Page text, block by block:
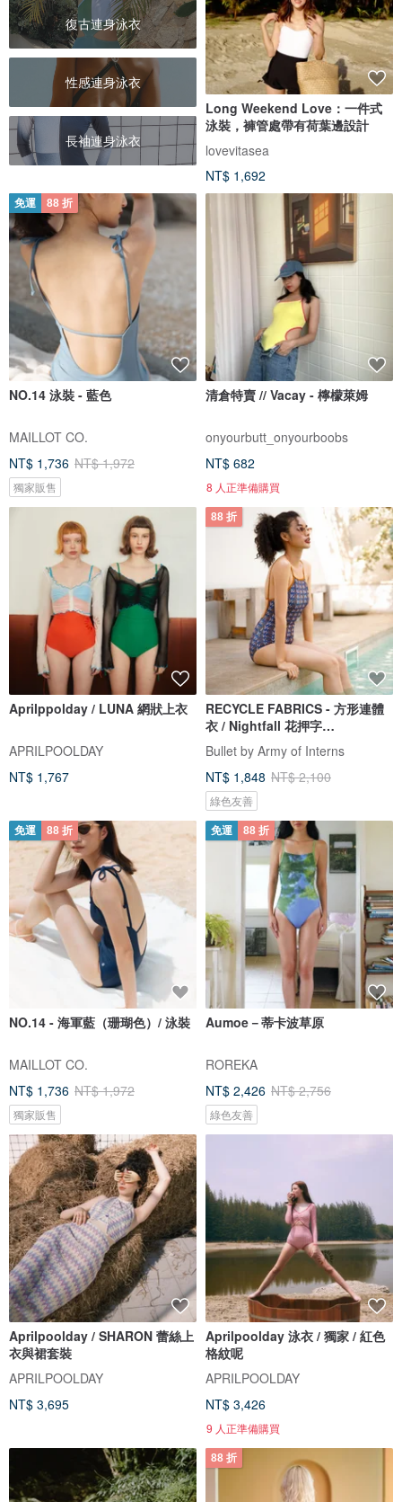
復古連身泳衣
性感連身泳衣
長袖連身泳衣
Long Weekend Love：一件式
泳裝，褲管處帶有荷葉邊設計
lovevitasea
NT$ 1,692
免運 88 折
NO.14 泳裝 - 藍色
MAILLOT CO.
NT$ 1,736 NT$ 1,972
獨家販售
清倉特賣 // Vacay - 檸檬萊姆
onyourbutt_onyourboobs
NT$ 682
8 人正準備購買
Aprilppolday / LUNA 網狀上衣
APRILPOOLDAY
NT$ 1,767
88 折
RECYCLE FABRICS - 方形連體
衣 / Nightfall 花押字
BLT064NIGH
Bullet by Army of Interns
NT$ 1,848 NT$ 2,100
綠色友善
免運 88 折
NO.14 - 海軍藍（珊瑚色）/ 泳裝
MAILLOT CO.
NT$ 1,736 NT$ 1,972
獨家販售
免運 88 折
Aumoe－蒂卡波草原
ROREKA
NT$ 2,426 NT$ 2,756
綠色友善
Aprilpoolday / SHARON 蕾絲上
衣與裙套裝
APRILPOOLDAY
NT$ 3,695
Aprilpoolday 泳衣 / 獨家 / 紅色
格紋呢
APRILPOOLDAY
NT$ 3,426
9 人正準備購買
88 折